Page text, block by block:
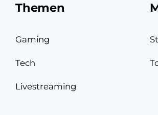
Themen
Gaming
Tech
Livestreaming